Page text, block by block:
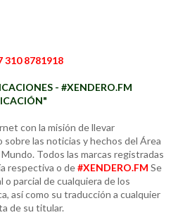
310 8781918
- #XENDERO.FM
con la misión de llevar
sobre las noticias y hechos del Área
Todos las marcas registradas
respectiva o de#XENDERO.FM Se
parcial de cualquiera de los
así como su traducción a cualquier
de su titular.